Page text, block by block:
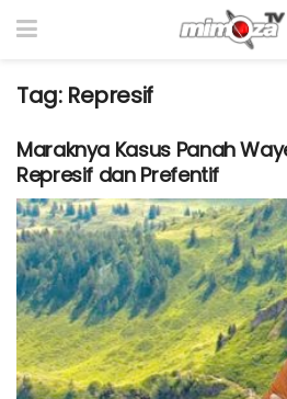
Tag: Represif
Maraknya Kasus Panah
Represif dan Prefentif